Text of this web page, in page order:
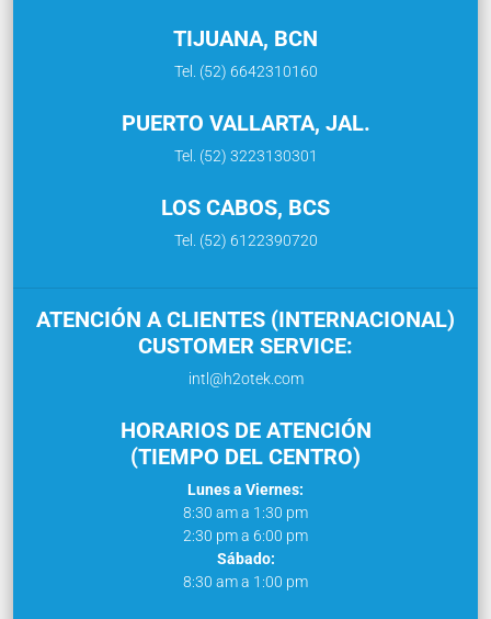
TIJUANA, BCN
Tel. (52) 6642310160
PUERTO VALLARTA, JAL.
Tel. (52) 3223130301
LOS CABOS, BCS
Tel. (52) 6122390720
ATENCIÓN A CLIENTES (INTERNACIONAL)
CUSTOMER SERVICE:
intl@h2otek.com
HORARIOS DE ATENCIÓN
(TIEMPO DEL CENTRO)
Lunes a Viernes:
8:30 am a 1:30 pm
2:30 pm a 6:00 pm
Sábado:
8:30 am a 1:00 pm